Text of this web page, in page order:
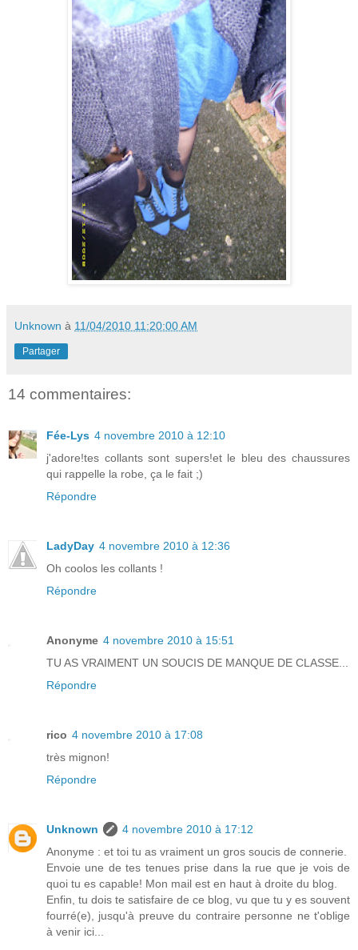
Unknown à 11/04/2010 11:20:00 AM
Partager
14 commentaires:
Fée-Lys 4 novembre 2010 à 12:10
j'adore!tes collants sont supers!et le bleu des chaussures
qui rappelle la robe, ça le fait ;)
Répondre
LadyDay 4 novembre 2010 à 12:36
Oh coolos les collants !
Répondre
Anonyme 4 novembre 2010 à 15:51
TU AS VRAIMENT UN SOUCIS DE MANQUE DE CLASSE...
Répondre
rico 4 novembre 2010 à 17:08
très mignon!
Répondre
Unknown
4 novembre 2010 à 17:12
Anonyme : et toi tu as vraiment un gros soucis de connerie.
Envoie une de tes tenues prise dans la rue que je vois de
quoi tu es capable! Mon mail est en haut à droite du blog.
Enfin, tu dois te satisfaire de ce blog, vu que tu y es souvent
fourré(e), jusqu'à preuve du contraire personne ne t'oblige
à venir ici...